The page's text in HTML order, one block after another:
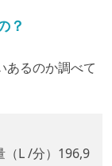
？
あるのか調べて
L /分）196,9